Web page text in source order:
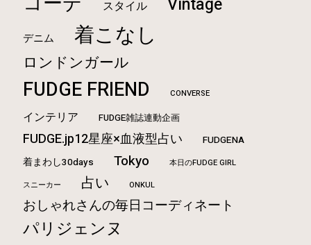
スタイル
デニム 着こなし
ロンドンガール
FUDGE FRIEND CONVERSE
インテリア FUDGE雑誌連動企画
FUDGE.jp12星座×血液型占い
FUDGENA
着まわし30days
Tokyo 本日のFUDGE GIRL
スニーカー 占い ONKUL
おしゃれさんの毎日コーディネート
パリジェンヌ